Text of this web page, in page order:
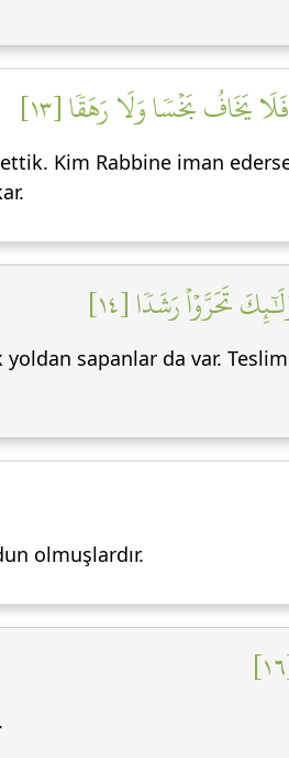
يَخَافُ بَخۡسٗا وَلَا رَهَقٗا [١٣]
Kim Rabbine iman
تَحَرَّوۡاْ رَشَدٗا [١٤]
sapanlar da var.
olmuşlardır.